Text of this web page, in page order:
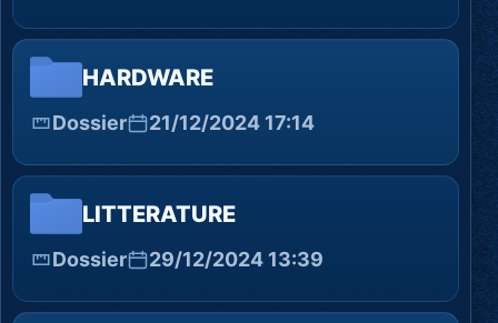
HARDWARE
Dossier 21/12/2024 17:14
LITTERATURE
Dossier 29/12/2024 13:39